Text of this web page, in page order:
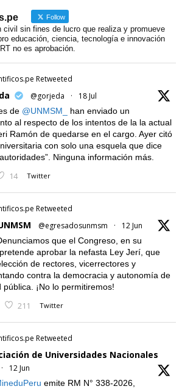
Follow
civil sin fines de lucro que realiza y promueve
educación, ciencia, tecnología e innovación
no es aprobación.
Retweeted
@gorjeda · 18 Jul
de @UNMSM_
han enviado un
al respecto de los intentos de la la actual
Ramón de quedarse en el cargo. Ayer citó
con solo una esquela que dice
Ninguna información más.
14 Twitter
Retweeted
@egresadosunmsm · 12 Jun
que el Congreso, en su
aprobar la nefasta Ley Jerí, que
de rectores, vicerrectores y
contra la democracia y autonomía de
pública. ¡No lo permitiremos!
211 Twitter
Retweeted
de Universidades Nacionales
· 12 Jun
emite RM N° 338-2026,